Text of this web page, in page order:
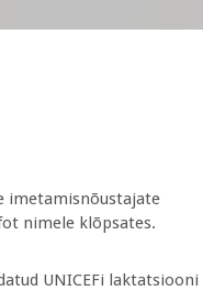
imetamisnõustajate
nimele klõpsates.
UNICEFi laktatsiooni